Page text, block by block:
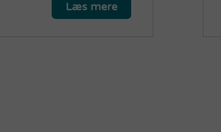
Læs mere